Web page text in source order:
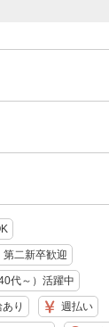
第二新卒歓迎
代～）活躍中
り 週払い